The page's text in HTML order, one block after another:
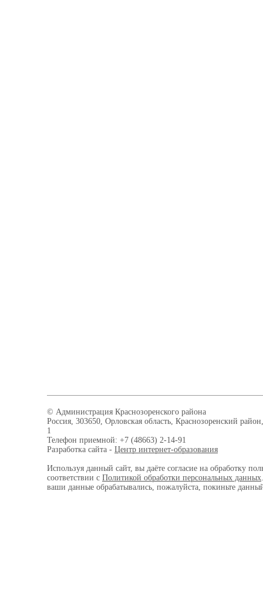
© Администрация Краснозоренского района
Россия, 303650, Орловская область, Краснозоренский
1
Телефон приемной: +7 (48663) 2-14-91
Разработка сайта - Центр интернет-образования
Используя данный сайт, вы даёте согласие на обработку
соответствии с Политикой обработки персональных данных
ваши данные обрабатывались, пожалуйста, покиньте